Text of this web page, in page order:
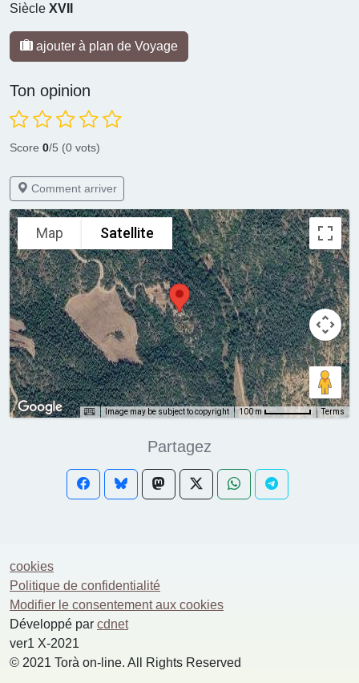
Siècle XVII
ajouter à plan de Voyage
Ton opinion
Score 0/5 (0 vots)
Comment arriver
Map Satellite
Image may be subject to copyright 100 m Terms
Partagez
cookies
Politique de confidentialité
Modifier le consentement aux cookies
Développé par cdnet
ver1 X-2021
© 2021 Torà on-line. All Rights Reserved